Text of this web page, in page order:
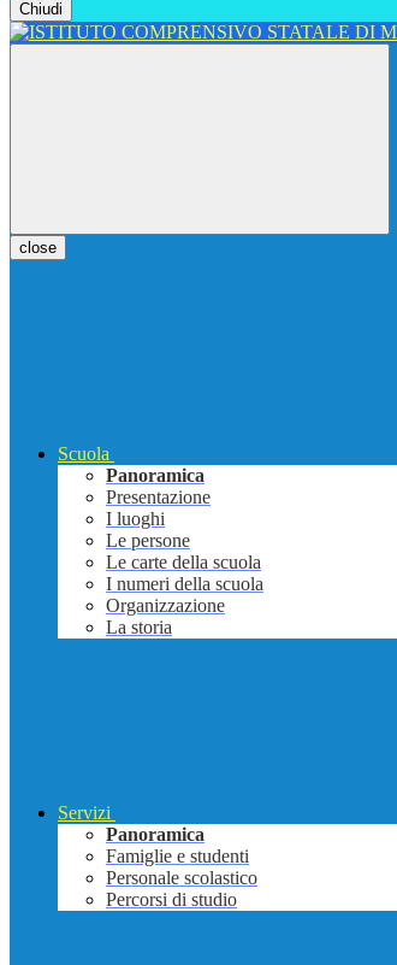
Chiudi
close
Scuola
Panoramica
Presentazione
I luoghi
Le persone
Le carte della scuola
I numeri della scuola
Organizzazione
La storia
Servizi
Panoramica
Famiglie e studenti
Personale scolastico
Percorsi di studio